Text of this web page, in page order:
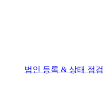
법인 등록 & 상태 점검